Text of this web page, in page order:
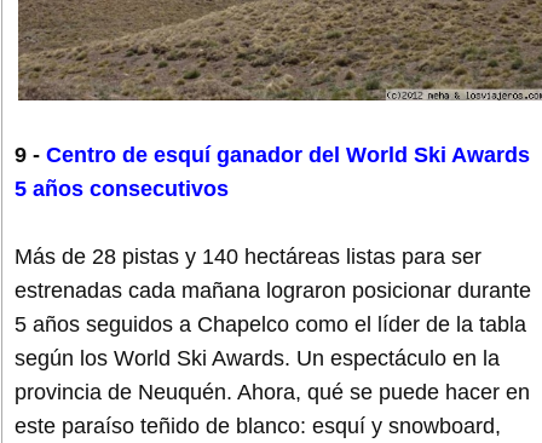
9 - Centro de esquí ganador del World Ski Awards
5 años consecutivos
Más de 28 pistas y 140 hectáreas listas para ser
estrenadas cada mañana lograron posicionar durante
5 años seguidos a Chapelco como el líder de la tabla
según los World Ski Awards. Un espectáculo en la
provincia de Neuquén. Ahora, qué se puede hacer en
este paraíso teñido de blanco: esquí y snowboard,